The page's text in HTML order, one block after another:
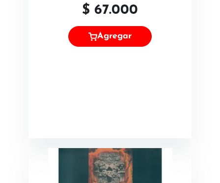
$ 67.000
Agregar